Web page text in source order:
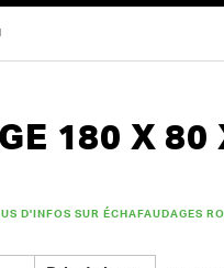
180 X 80
D'INFOS SUR ÉCHAFAUDAGES